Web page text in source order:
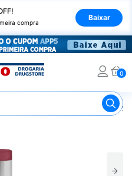
compra
Baixar
0
Glowfirm Blush